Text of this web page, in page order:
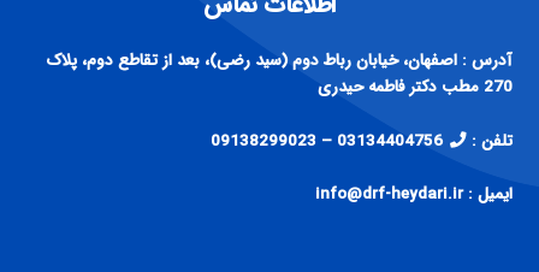
آدرس : اصفهان، خیابان رباط دوم (سید رضی)، بعد از تقاطع دوم، پلاک
270 مطب دکتر فاطمه حیدری
تلفن : 03134404756 – 09138299023
ایمیل : info@drf-heydari.ir